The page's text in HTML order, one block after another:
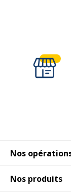
Nos
Nos produits